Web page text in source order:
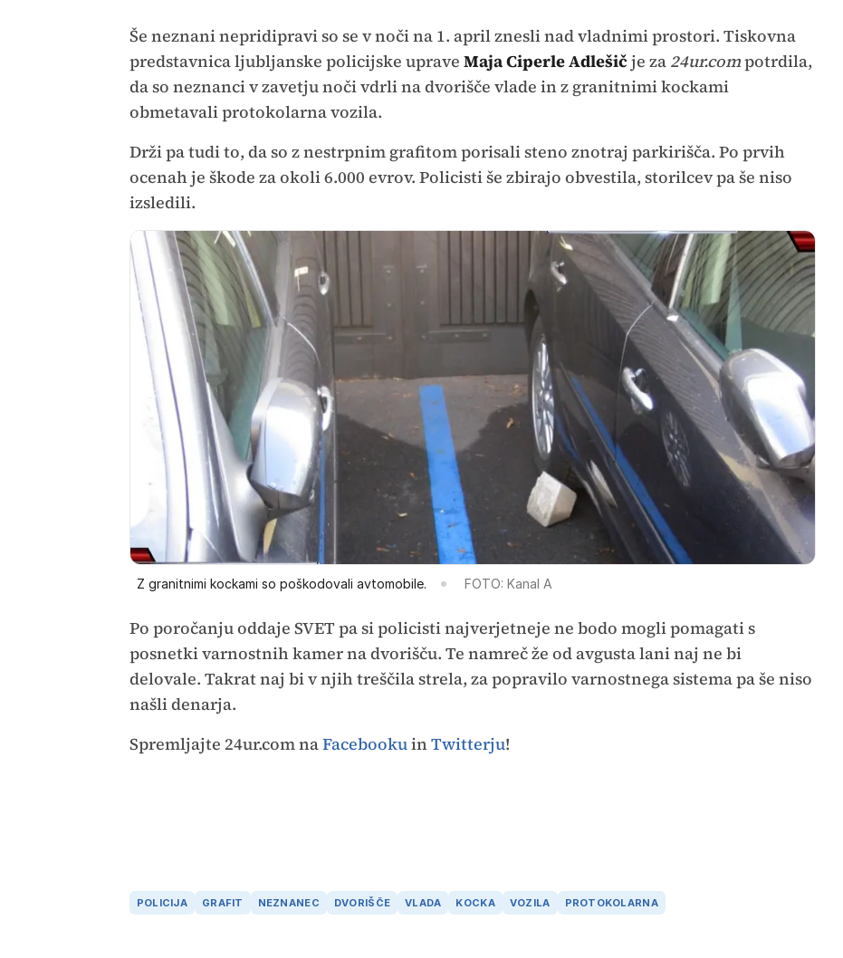
Še neznani nepridipravi so se v noči na 1. april znesli nad vladnimi prostori. Tiskovna
predstavnica ljubljanske policijske uprave Maja Ciperle Adlešič je za24ur.compotrdila,
da so neznanci v zavetju noči vdrli na dvorišče vlade in z granitnimi kockami
obmetavali protokolarna vozila.
Drži pa tudi to, da so z nestrpnim grafitom porisali steno znotraj parkirišča. Po prvih
ocenah je škode za okoli 6.000 evrov. Policisti še zbirajo obvestila, storilcev pa še niso
izsledili.
Z granitnimi kockami so poškodovali avtomobile. FOTO: Kanal A
Po poročanju oddaje SVET pa si policisti najverjetneje ne bodo mogli pomagati s
posnetki varnostnih kamer na dvorišču. Te namreč že od avgusta lani naj ne bi
delovale. Takrat naj bi v njih treščila strela, za popravilo varnostnega sistema pa še niso
našli denarja.
Spremljajte 24ur.com naFacebookuinTwitterju!
POLICIJA GRAFIT NEZNANEC DVORIŠČE VLADA KOCKA VOZILA PROTOKOLARNA